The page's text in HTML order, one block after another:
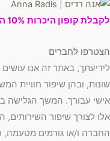
לקבלת קופון היכרות 10% הנחה
הצטרפו לחברים
שונות, ובהן שיפור חוויית
אישי עבורך. המשך הגלישה
אלו לצורך שיפור השירותים,
החברה ו/או גורמים מטעמה,